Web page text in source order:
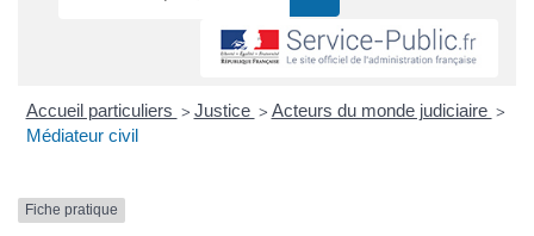
Accueil particuliers > Justice > Acteurs du monde judiciaire >
Médiateur civil
Fiche pratique